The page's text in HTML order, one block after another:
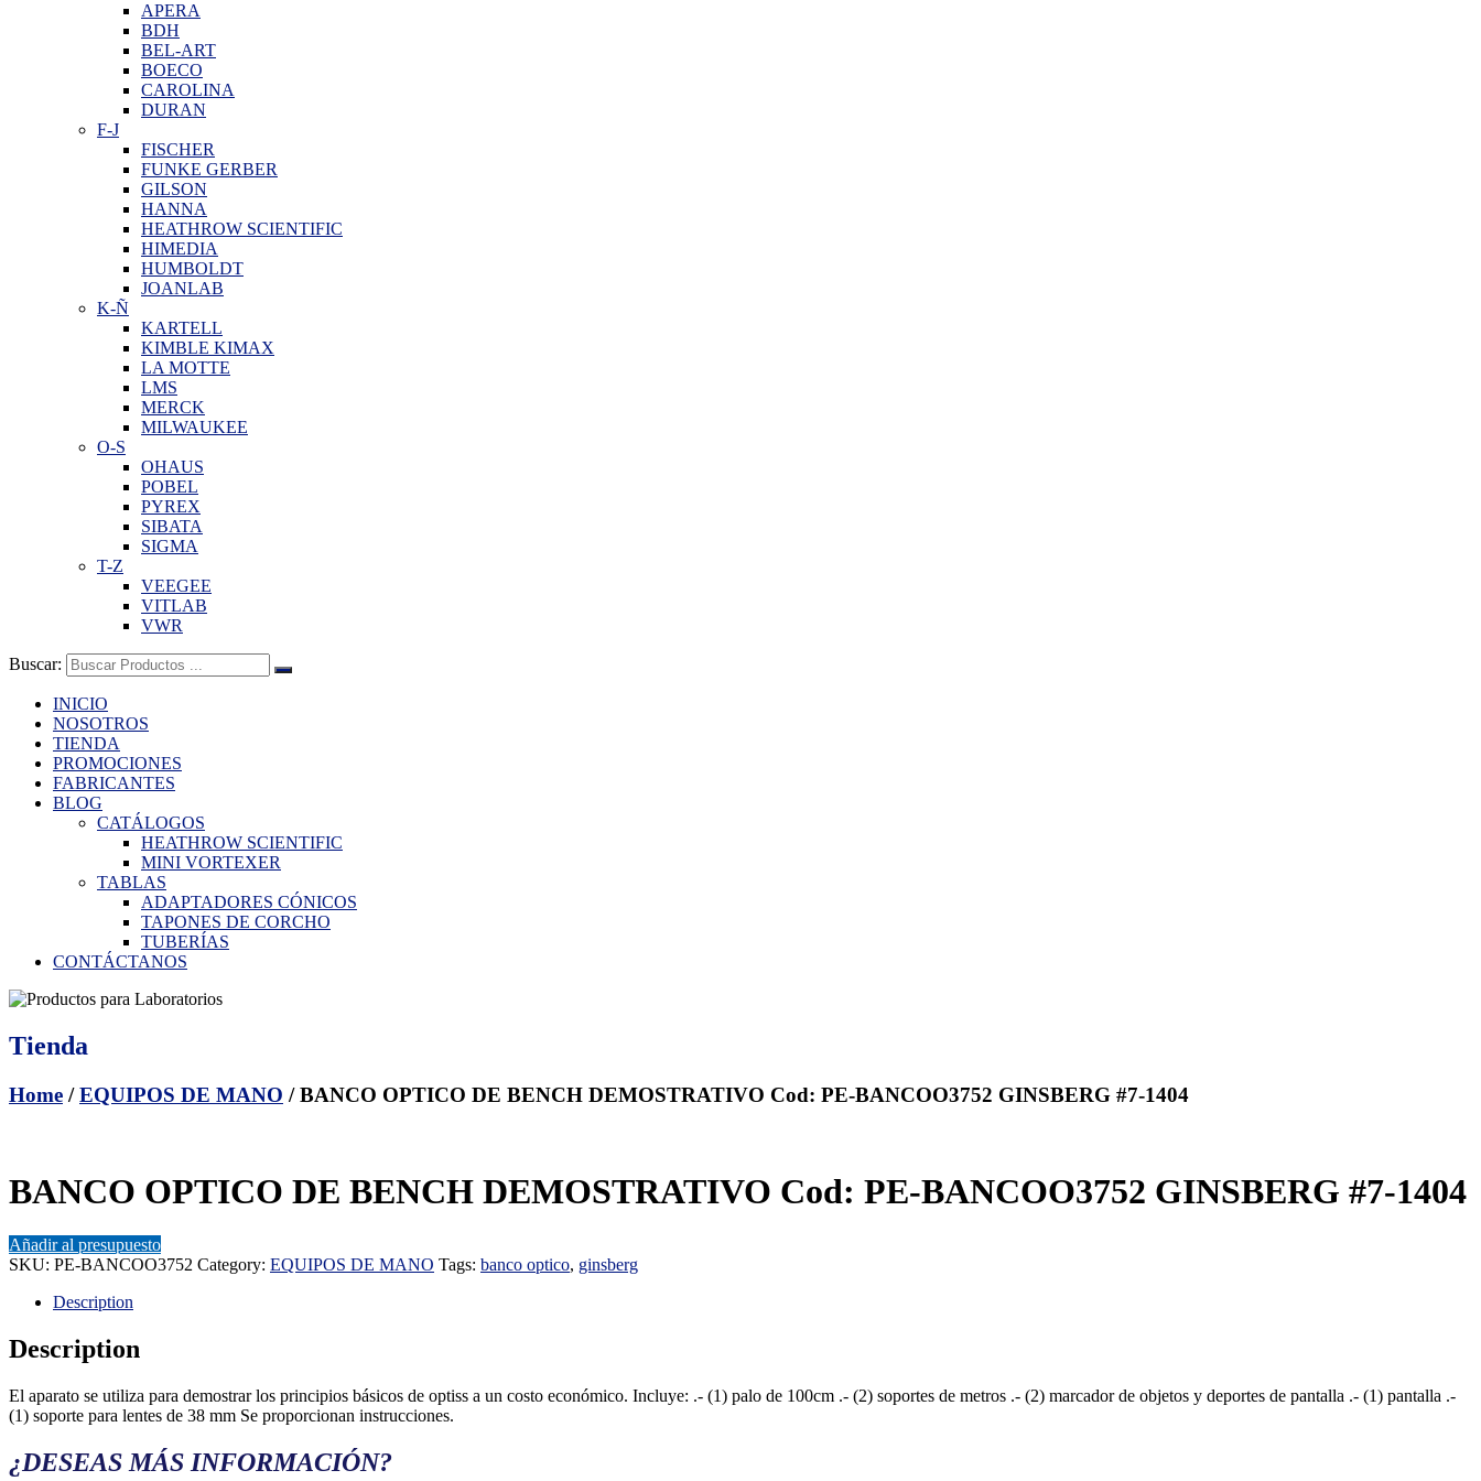
APERA
BDH
BEL-ART
BOECO
CAROLINA
DURAN
F-J
FISCHER
FUNKE GERBER
GILSON
HANNA
HEATHROW SCIENTIFIC
HIMEDIA
HUMBOLDT
JOANLAB
K-Ñ
KARTELL
KIMBLE KIMAX
LA MOTTE
LMS
MERCK
MILWAUKEE
O-S
OHAUS
POBEL
PYREX
SIBATA
SIGMA
T-Z
VEEGEE
VITLAB
VWR
Buscar:
INICIO
NOSOTROS
TIENDA
PROMOCIONES
FABRICANTES
BLOG
CATÁLOGOS
HEATHROW SCIENTIFIC
MINI VORTEXER
TABLAS
ADAPTADORES CÓNICOS
TAPONES DE CORCHO
TUBERÍAS
CONTÁCTANOS
Tienda
Home /EQUIPOS DE MANO / BANCO OPTICO DE BENCH DEMOSTRATIVO Cod: PE-BANCOO3752 GINSBERG #7-1404
BANCO OPTICO DE BENCH DEMOSTRATIVO Cod: PE-BANCOO3752 GINSBERG #7-1404
Añadir al presupuesto
SKU: PE-BANCOO3752 Category: EQUIPOS DE MANO Tags: banco optico, ginsberg
Description
Description
El aparato se utiliza para demostrar los principios básicos de optiss a un costo económico. Incluye: .- (1) palo de 100cm .- (2) soportes de metros .- (2) marcador de objetos y deportes de pantalla .- (1) pantalla .-
(1) soporte para lentes de 38 mm Se proporcionan instrucciones.
¿DESEAS MÁS INFORMACIÓN?